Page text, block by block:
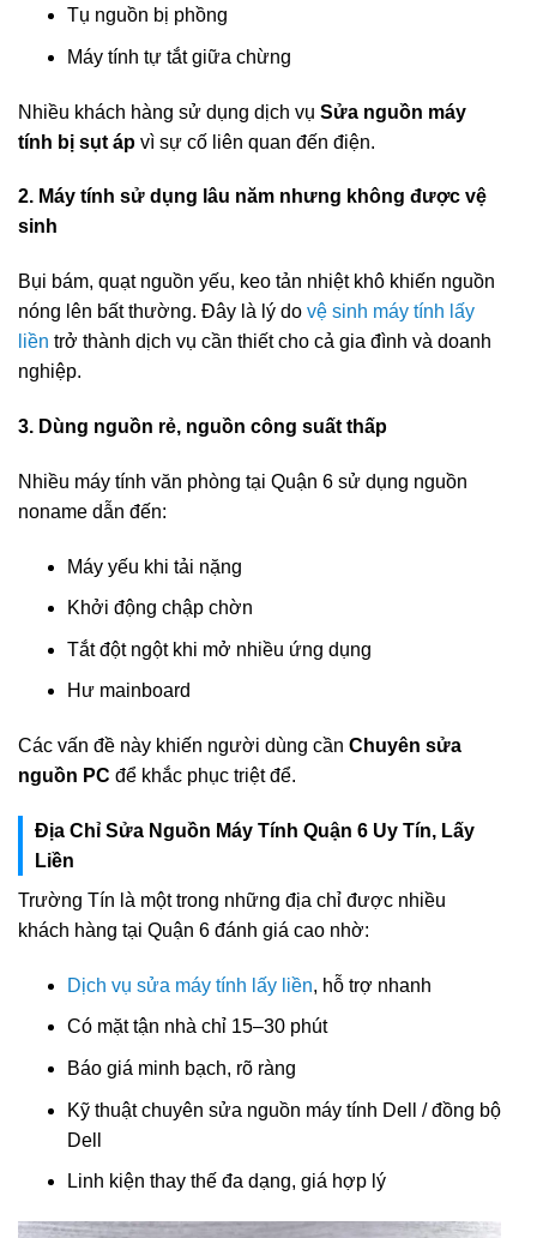
Tụ nguồn bị phồng
Máy tính tự tắt giữa chừng
Nhiều khách hàng sử dụng dịch vụ Sửa nguồn máy
tính bị sụt áp vì sự cố liên quan đến điện.
2. Máy tính sử dụng lâu năm nhưng không được vệ
sinh
Bụi bám, quạt nguồn yếu, keo tản nhiệt khô khiến nguồn
nóng lên bất thường. Đây là lý do vệ sinh máy tính lấy
liền trở thành dịch vụ cần thiết cho cả gia đình và doanh
nghiệp.
3. Dùng nguồn rẻ, nguồn công suất thấp
Nhiều máy tính văn phòng tại Quận 6 sử dụng nguồn
noname dẫn đến:
Máy yếu khi tải nặng
Khởi động chập chờn
Tắt đột ngột khi mở nhiều ứng dụng
Hư mainboard
Các vấn đề này khiến người dùng cần Chuyên sửa
nguồn PC để khắc phục triệt để.
Địa Chỉ Sửa Nguồn Máy Tính Quận 6 Uy Tín, Lấy
Liền
Trường Tín là một trong những địa chỉ được nhiều
khách hàng tại Quận 6 đánh giá cao nhờ:
Dịch vụ sửa máy tính lấy liền, hỗ trợ nhanh
Có mặt tận nhà chỉ 15–30 phút
Báo giá minh bạch, rõ ràng
Kỹ thuật chuyên sửa nguồn máy tính Dell / đồng bộ
Dell
Linh kiện thay thế đa dạng, giá hợp lý